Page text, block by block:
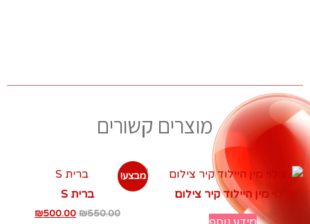
מוצרים קשורים
גילוי מין היילוד קיר צילום
מבצע!
ברית S
₪550.00
₪500.00